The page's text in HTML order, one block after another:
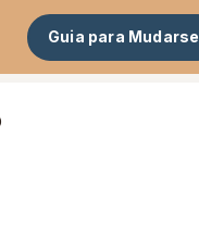
Guia para Mudarse